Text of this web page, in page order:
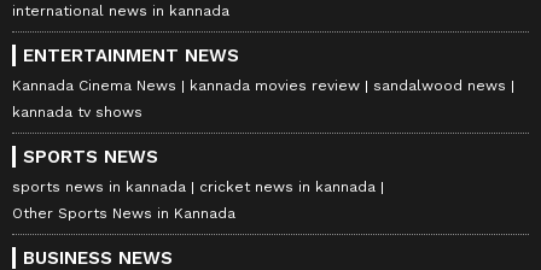
international news in kannada
ENTERTAINMENT NEWS
Kannada Cinema News kannada movies review
sandalwood news
kannada tv shows
SPORTS NEWS
sports news in kannada
cricket news in kannada
Other Sports News in Kannada
BUSINESS NEWS